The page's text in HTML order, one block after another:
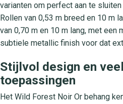
varianten om perfect aan te
Rollen van 0,53 m breed en 10 m
van 0,70 m en 10 m lang, met een
subtiele metallic finish voor dat
Stijlvol design en
toepassingen
Het Wild Forest Noir Or behang